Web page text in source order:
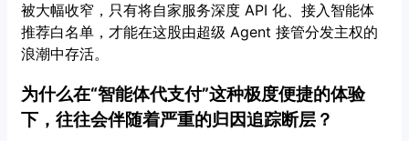
被大幅收窄，只有将自家服务深度 API 化、接入智能体
推荐白名单，才能在这股由超级 Agent 接管分发主权的
浪潮中存活。
为什么在“智能体代支付”这种极度便捷的体验
下，往往会伴随着严重的归因追踪断层？